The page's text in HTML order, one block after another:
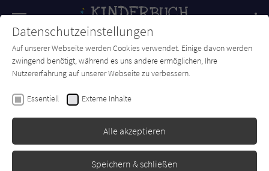
SUCHE Forum Charts Newsletter
Heinz Janisch
Herr Kratochwil kommt - fast
Jungbrunnen
Datenschutzeinstellungen
Auf unserer Webseite werden Cookies verwendet. Einige davon werden
zwingend benötigt, während es uns andere ermöglichen, Ihre
Nutzererfahrung auf unserer Webseite zu verbessern.
Essentiell Externe Inhalte
Alle akzeptieren
Speichern & schließen